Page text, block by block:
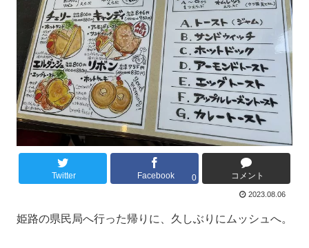
Twitter Facebook 0 コメント
2023.08.06
姫路の県民局へ行った帰りに、久しぶりにムッシュへ。